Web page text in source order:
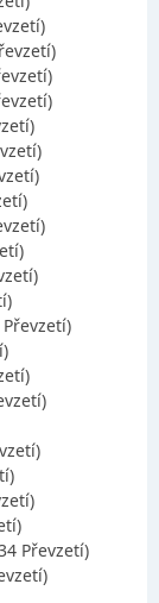
Převzetí)